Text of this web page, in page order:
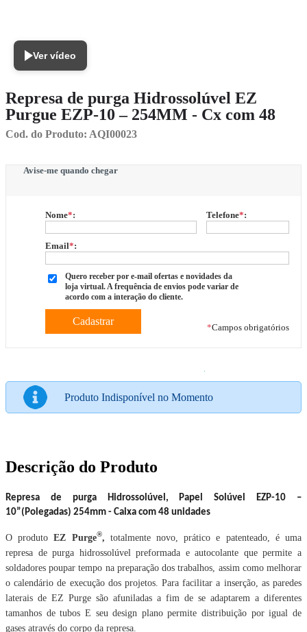
Ver vídeo
Represa de purga Hidrossolúvel EZ
Purgue EZP-10 – 254MM - Cx com 48
Cod. do Produto: AQI00023
Avise-me quando chegar
Nome*: Telefone*:
Email*:
Quero receber por e-mail ofertas e novidades da
loja virtual. A frequência de envios pode variar de
acordo com a interação do cliente.
*Campos obrigatórios
Produto Indisponível no Momento
Descrição do Produto
Represa de purga Hidrossolúvel, Papel Solúvel EZP-10 –
10”(Polegadas) 254mm - Caixa com 48 unidades
O produtoEZ Purge®, totalmente novo, prático e patenteado, é uma
represa de purga hidrossolúvel preformada e autocolante que permite a
soldadores poupar tempo na preparação dos trabalhos, assim como melhorar
o calendário de execução dos projetos. Para facilitar a inserção, as paredes
laterais de EZ Purge são afuniladas a fim de se adaptarem a diferentes
tamanhos de tubos E seu design plano permite distribuição por igual de
gases através do corpo da represa.